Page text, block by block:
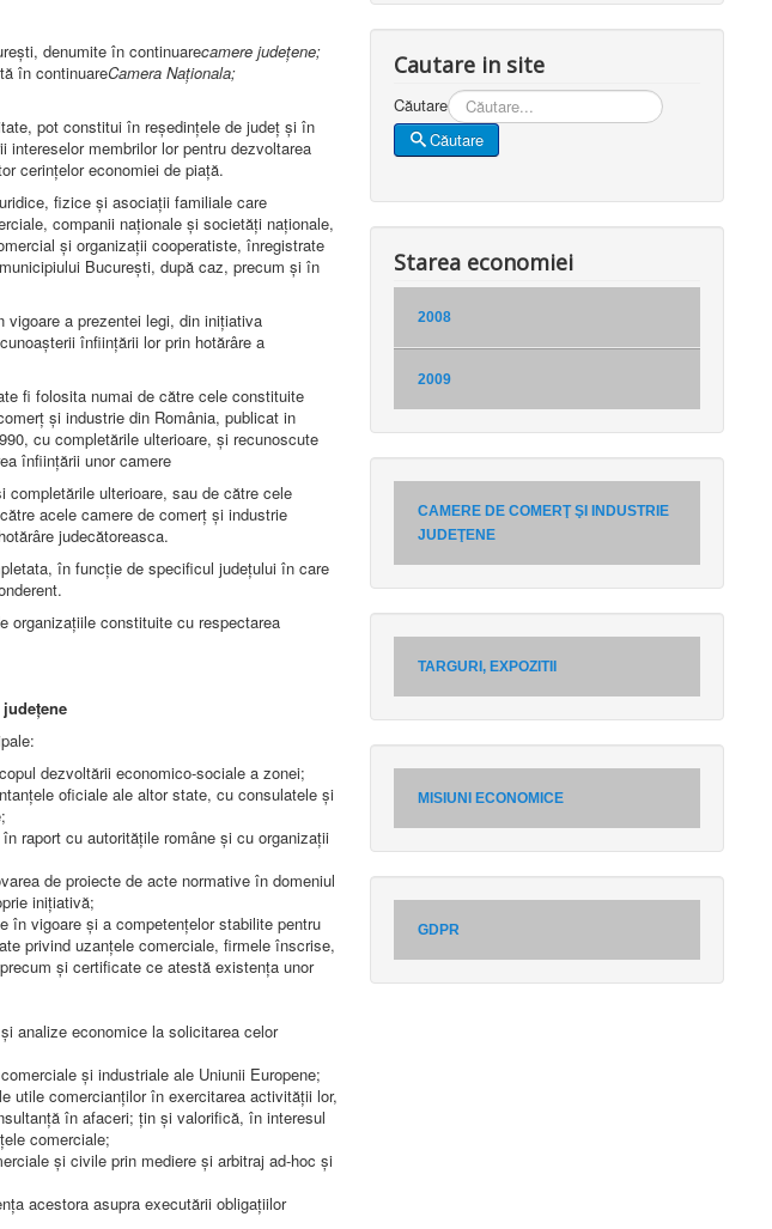
denumite în continuarecamere județene;
în continuareCamera Naționala;
pot constitui în reședințele de județ și în
membrilor lor pentru dezvoltarea
cerințelor economiei de piață.
fizice și asociații familiale care
companii naționale și societăți naționale,
și organizații cooperatiste, înregistrate
București, după caz, precum și în
vigoare a prezentei legi, din inițiativa
înființării lor prin hotărâre a
fi folosita numai de către cele constituite
și industrie din România, publicat in
cu completările ulterioare, și recunoscute
înființării unor camere
ulterioare, sau de către cele
acele camere de comerț și industrie
judecătoreasca.
în funcție de specificul județului în care
organizațiile constituite cu respectarea
dezvoltării economico-sociale a zonei;
oficiale ale altor state, cu consulatele și
raport cu autoritățile române și cu organizații
de proiecte de acte normative în domeniul
inițiativă;
în vigoare și a competențelor stabilite pentru
privind uzanțele comerciale, firmele înscrise,
și certificate ce atestă existența unor
analize economice la solicitarea celor
și industriale ale Uniunii Europene;
utile comercianților în exercitarea activității lor,
în afaceri; țin și valorifică, în interesul
comerciale;
și civile prin mediere și arbitraj ad-hoc și
acestora asupra executării obligațiilor
Cautare in site
Căutare
Căutare
Starea economiei
2008
2009
CAMERE DE COMERŢ ŞI INDUSTRIE
JUDEŢENE
TARGURI, EXPOZITII
MISIUNI ECONOMICE
GDPR